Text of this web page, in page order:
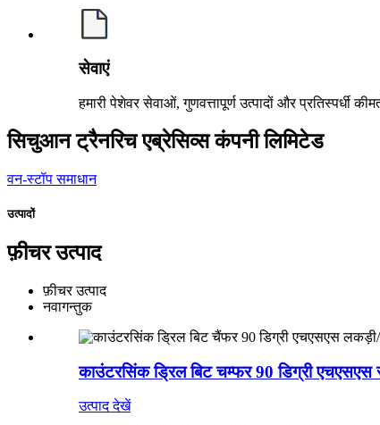
सेवाएं
हमारी पेशेवर सेवाओं, गुणवत्तापूर्ण उत्पादों और प्रतिस्पर्धी
सिचुआन ट्रैनरिच एब्रेसिव्स कंपनी लिमिटेड
वन-स्टॉप समाधान
उत्पादों
फ़ीचर उत्पाद
फ़ीचर उत्पाद
नवागन्तुक
काउंटरसिंक ड्रिल बिट चम्फर 90 डिग्री एचएसएस
उत्पाद देखें